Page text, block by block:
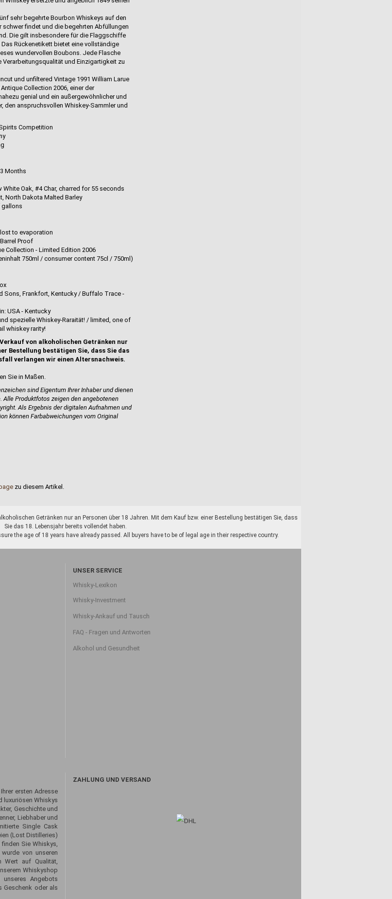
sehr begehrte Bourbon Whiskeys auf den
schwer findet und die begehrten Abfüllungen
Die gilt insbesondere für die Flaggschiffe
Rückenetikett bietet eine vollständige
wundervollen Boubons. Jede Flasche
und Einzigartigkeit zu
und unfiltered Vintage 1991 William Larue
Collection 2006, einer der
genial und ein außergewöhnlicher und
den anspruchsvollen Whiskey-Sammler und
Competition
Months
Oak, #4 Char, charred for 55 seconds
North Dakota Malted Barley
gallons
to evaporation
Proof
Collection - Limited Edition 2006
750ml / consumer content 75cl / 750ml)
Sons, Frankfort, Kentucky / Buffalo Trace -
USA - Kentucky
spezielle Whiskey-Raraität! / limited, one of
whiskey rarity!
von alkoholischen Getränken nur
Bestellung bestätigen Sie, dass Sie das
verlangen wir einen Altersnachweis.
Sie in Maßen.
sind Eigentum Ihrer Inhaber und dienen
Alle Produktfotos zeigen den angebotenen
Als Ergebnis der digitalen Aufnahmen und
können Farbabweichungen vom Original
zu diesem Artikel.
Getränken nur an Personen über 18 Jahren. Mit dem Kauf bzw. einer Bestellung bestätigen Sie, dass
Sie das 18. Lebensjahr bereits vollendet haben.
the age of 18 years have already passed. All buyers have to be of legal age in their respective country.
UNSER SERVICE
Whisky-Lexikon
Whisky-Investment
Whisky-Ankauf und Tausch
FAQ - Fragen und Antworten
Alkohol und Gesundheit
ersten Adresse
luxuriösen Whiskys
Geschichte und
Liebhaber und
Single Cask
(Lost Distilleries)
Sie Whiskys,
von unseren
Wert auf Qualität,
Whiskyshop
Angebots
Geschenk oder als
ZAHLUNG UND VERSAND